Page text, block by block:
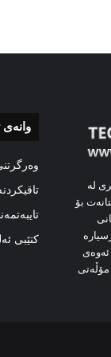
لە
بۆ
ئەوەی
مۆڵەتی
وانەی
کتێبی